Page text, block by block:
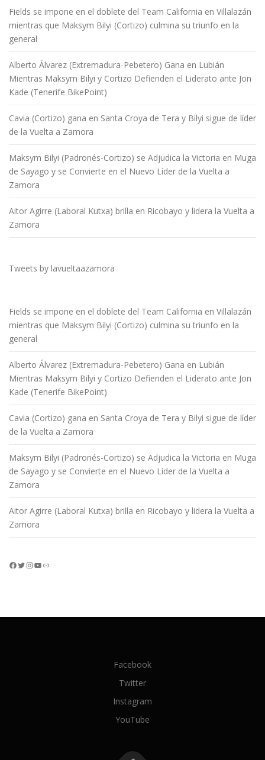
Fields se impone en el doblete del Team California en Villalazán
mientras que Maksym Bilyi (Cortizo) culmina su triunfo en la
general
Alberto Álvarez (Extremadura-Pebetero) Gana en Lubián
Mientras Maksym Bilyi y Cortizo Defienden el Liderato ante Jon
Kade (Tenerife BikePoint)
Cavia (Cortizo) gana en Santa Croya de Tera y Bilyi sigue de líder
de la Vuelta a Zamora
Maksym Bilyi (Padronés-Cortizo) se Adjudica la Victoria en Muga
de Sayago y se Convierte en el Nuevo Líder de la Vuelta a
Zamora
Aitor Agirre (Laboral Kutxa) brilla en Ricobayo y lidera la Vuelta a
Zamora
Tweets by lavueltaazamora
Fields se impone en el doblete del Team California en Villalazán
mientras que Maksym Bilyi (Cortizo) culmina su triunfo en la
general
Alberto Álvarez (Extremadura-Pebetero) Gana en Lubián
Mientras Maksym Bilyi y Cortizo Defienden el Liderato ante Jon
Kade (Tenerife BikePoint)
Cavia (Cortizo) gana en Santa Croya de Tera y Bilyi sigue de líder
de la Vuelta a Zamora
Maksym Bilyi (Padronés-Cortizo) se Adjudica la Victoria en Muga
de Sayago y se Convierte en el Nuevo Líder de la Vuelta a
Zamora
Aitor Agirre (Laboral Kutxa) brilla en Ricobayo y lidera la Vuelta a
Zamora
Facebook Twitter InstagramYouTube Enlace
Facebook
Twitter
Instagram
YouTube